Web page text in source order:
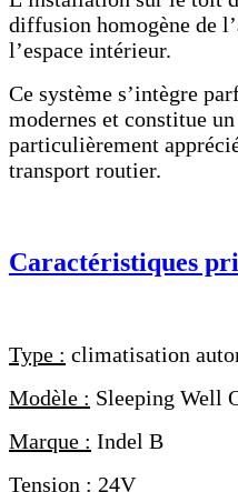
diffusion homogène de
l’espace intérieur.
Ce système s’intègre
modernes et constitue
particulièrement
transport routier.
Caractéristiques
Type : climatisation
Modèle : Sleeping Well
Marque : Indel B
Tension : 24V